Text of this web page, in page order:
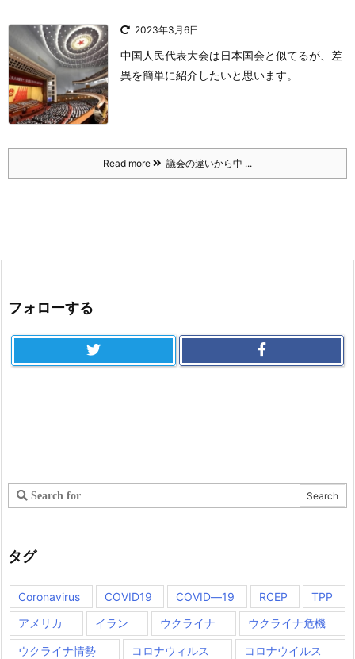
2023年3月6日
中国人民代表大会は日本国会と似てるが、差
異を簡単に紹介したいと思います。
Read more 議会の違いから中 ...
フォローする
タグ
Coronavirus COVID19 COVID―19 RCEP
TPP
アメリカ
イラン ウクライナ ウクライナ危機
ウクライナ情勢 コロナウィルス コロナウイルス